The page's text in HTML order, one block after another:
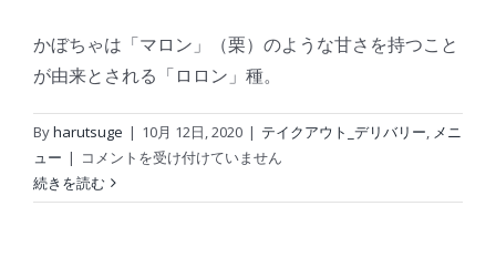
かぼちゃは「マロン」（栗）のような甘さを持つこと
が由来とされる「ロロン」種。
Byharutsuge | 10月 12日, 2020 | テイクアウト_デリバリー, メニ
ュー | か
ぼ
ち
コメントを受け付けていません
続きを読む